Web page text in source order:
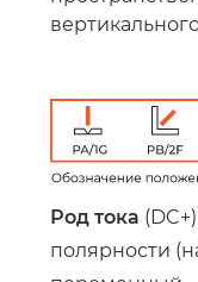
Род тока
полярности